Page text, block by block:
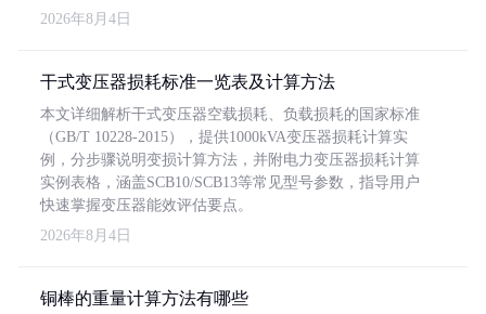
2026年8月4日
干式变压器损耗标准一览表及计算方法
本文详细解析干式变压器空载损耗、负载损耗的国家标准
（GB/T 10228-2015），提供1000kVA变压器损耗计算实
例，分步骤说明变损计算方法，并附电力变压器损耗计算
实例表格，涵盖SCB10/SCB13等常见型号参数，指导用户
快速掌握变压器能效评估要点。
2026年8月4日
铜棒的重量计算方法有哪些